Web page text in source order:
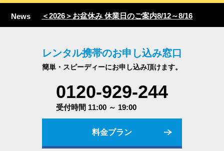
News ＜2026＞お盆休み 休業日のご案内8/12～8/16
レンタル携帯のお申し込み窓口
簡単・スピーディーにお申し込み頂けます。
0120-929-244
受付時間 11:00 ～ 19:00
料金プラン